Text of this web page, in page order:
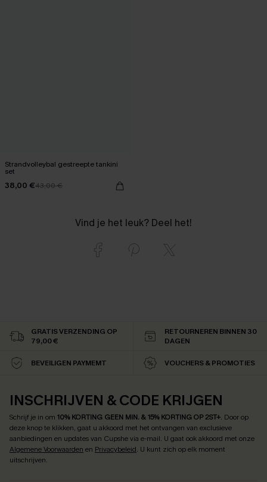
Strandvolleybal gestreepte tankini
set
38,00 €43,00 €
Vind je het leuk? Deel het!
GRATIS VERZENDING OP
79,00 €
RETOURNEREN BINNEN 30
DAGEN
BEVEILIGEN PAYMEMT VOUCHERS & PROMOTIES
INSCHRIJVEN & CODE KRIJGEN
Schrijf je in om 10% KORTING GEEN MIN. & 15% KORTING OP 2ST+. Door op
deze knop te klikken, gaat u akkoord met het ontvangen van exclusieve
aanbiedingen en updates van Cupshe via e-mail. U gaat ook akkoord met onze
Algemene Voorwaarden en Privacybeleid. U kunt zich op elk moment
uitschrijven.